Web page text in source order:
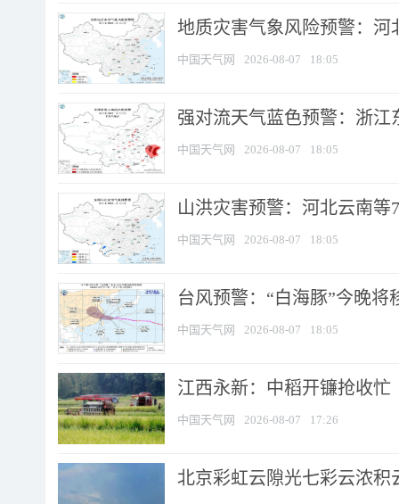
地质灾害气象风险预警：河
中国天气网 2026-08-07 18:05
强对流天气蓝色预警：浙江
中国天气网 2026-08-07 18:05
山洪灾害预警：河北云南
中国天气网 2026-08-07 18:05
台风预警：“白海豚”今晚将
中国天气网 2026-08-07 18:05
江西永新：中稻开镰抢收忙
中国天气网 2026-08-07 17:26
北京彩虹云隙光七彩云浓积